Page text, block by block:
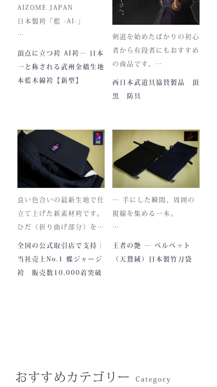
入荷時期やロットにより、
ファスナーのデザイン・仕
様が一部異なる場合がござ
使い込むほどに色は落ち着
き、
あなただけの一着へと育っ
ていきます。
藍が変化していく時間ご
と、お楽しみください。
AIZOME JAPAN
日本製袴「藍 -AI-」
― 武州正藍染 × 熊本工
場製作 ―
日本国内でも袴を手がける
職人が数えるほどしかいな
い今、
この袴は、一針一針に魂を
込めて仕立てられた 日本
最高峰の逸品 です。
製作の地は、火の国・熊
ばれた、 純日本製の誇り
頂点に立つ袴 AI袴― 日本
一と称される武州金橋生地
本藍木綿袴【新型】
剣道を始めたばかりの初心
者から有段者にもおすすめ
の商品です。
【商品内容】
・頂黒セット
西日本武道具協賛製品 頂
黒 防具
良い色合いの最新生地で仕
立て上げた新素材袴です。
ひだ（折り曲げ部分）を縫
い込んでありますので洗濯
しても崩れが少なく簡単に
折りたためます。
全国の公式取引店で支持｜
当社売上No.1 蝶ジャージ
袴 販売数10,000着突破
― 手にした瞬間、周囲の
視線を集める一本。
深く艶めくベルベットの光
沢。
王者の艶 ― ベルベット
（天鵞絨）日本製竹刀袋
おすすめカテゴリー Category